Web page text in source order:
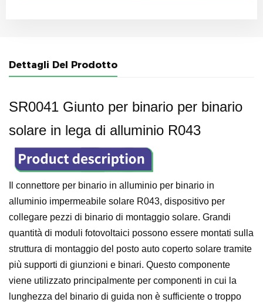
Dettagli Del Prodotto
SR0041 Giunto per binario per binario
solare in lega di alluminio R043
Il connettore per binario in alluminio per binario in
alluminio impermeabile solare R043, dispositivo per
collegare pezzi di binario di montaggio solare. Grandi
quantità di moduli fotovoltaici possono essere montati sulla
struttura di montaggio del posto auto coperto solare tramite
più supporti di giunzioni e binari. Questo componente
viene utilizzato principalmente per componenti in cui la
lunghezza del binario di guida non è sufficiente o troppo